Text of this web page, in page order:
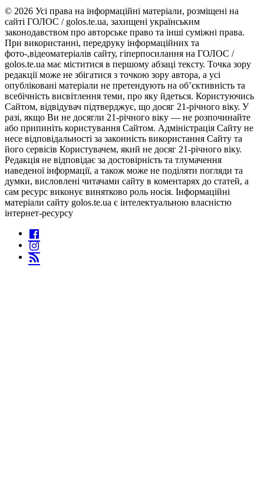
© 2026 Усі права на інформаційні матеріали, розміщені на
сайті ГОЛОС / golos.te.ua, захищені українським
законодавством про авторське право та інші суміжні права.
При використанні, передруку інформаційних та
фото-,відеоматеріалів сайту, гіперпосилання на ГОЛОС /
golos.te.ua має міститися в першому абзаці тексту. Точка зору
редакції може не збігатися з точкою зору автора, а усі
опубліковані матеріали не претендують на об’єктивність та
всебічність висвітлення теми, про яку йдеться. Користуючись
Сайтом, відвідувач підтверджує, що досяг 21-річного віку. У
разі, якщо Ви не досягли 21-річного віку — не розпочинайте
або припиніть користування Сайтом. Адміністрація Сайту не
несе відповідальності за законність використання Сайту та
його сервісів Користувачем, який не досяг 21-річного віку.
Редакція не відповідає за достовірність та тлумачення
наведеної інформації, а також може не поділяти погляди та
думки, висловлені читачами сайту в коментарях до статей, а
сам ресурс виконує винятково роль носія. Інформаційні
матеріали сайту golos.te.ua є інтелектуальною власністю
інтернет-ресурсу